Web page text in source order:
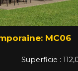
MC06
Superficie :